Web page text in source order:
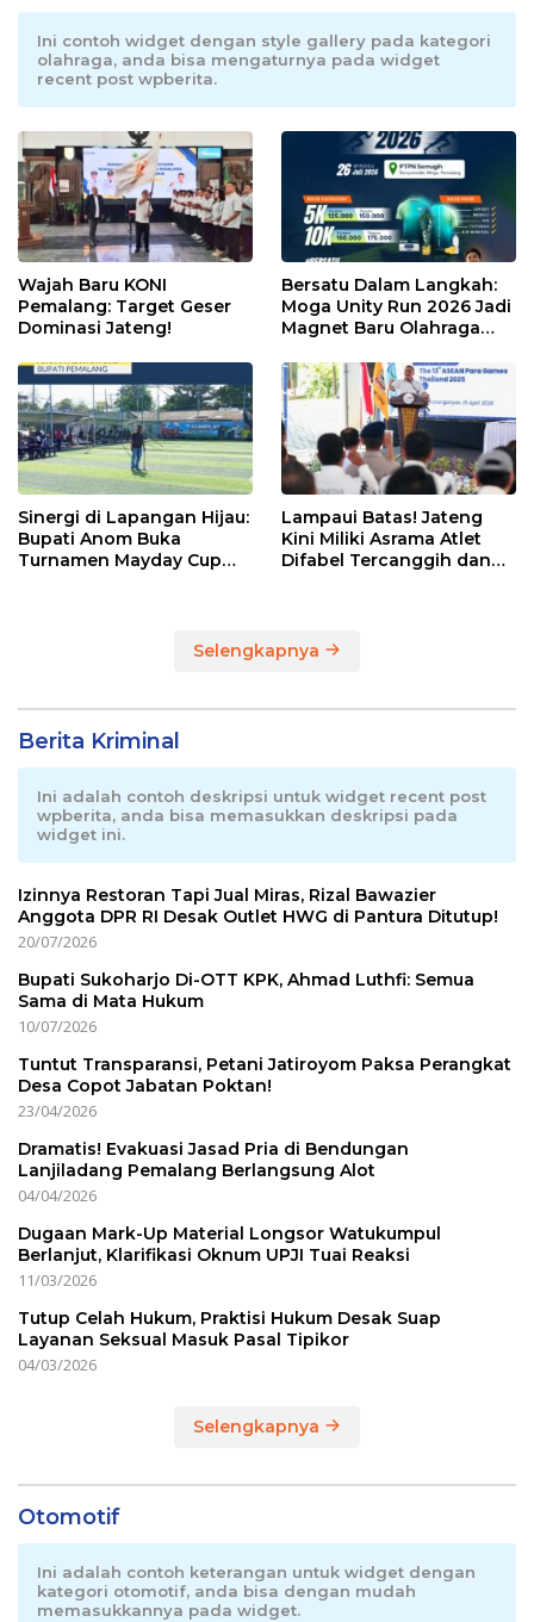
Ini contoh widget dengan style gallery pada kategori
olahraga, anda bisa mengaturnya pada widget
recent post wpberita.
Wajah Baru KONI
Pemalang: Target Geser
Dominasi Jateng!
Bersatu Dalam Langkah:
Moga Unity Run 2026 Jadi
Magnet Baru Olahraga
Sinergi di Lapangan Hijau:
Bupati Anom Buka
Turnamen Mayday Cup
Lampaui Batas! Jateng
Kini Miliki Asrama Atlet
Difabel Tercanggih dan
Selengkapnya
Berita Kriminal
Ini adalah contoh deskripsi untuk widget recent post
wpberita, anda bisa memasukkan deskripsi pada
widget ini.
Izinnya Restoran Tapi Jual Miras, Rizal Bawazier
Anggota DPR RI Desak Outlet HWG di Pantura Ditutup!
20/07/2026
Bupati Sukoharjo Di-OTT KPK, Ahmad Luthfi: Semua
Sama di Mata Hukum
10/07/2026
Tuntut Transparansi, Petani Jatiroyom Paksa Perangkat
Desa Copot Jabatan Poktan!
23/04/2026
Dramatis! Evakuasi Jasad Pria di Bendungan
Lanjiladang Pemalang Berlangsung Alot
04/04/2026
Dugaan Mark-Up Material Longsor Watukumpul
Berlanjut, Klarifikasi Oknum UPJI Tuai Reaksi
11/03/2026
Tutup Celah Hukum, Praktisi Hukum Desak Suap
Layanan Seksual Masuk Pasal Tipikor
04/03/2026
Selengkapnya
Otomotif
Ini adalah contoh keterangan untuk widget dengan
kategori otomotif, anda bisa dengan mudah
memasukkannya pada widget.